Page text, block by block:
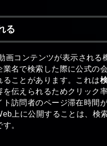
る
画コンテンツが表示され
名で検索した際に公式の
ことがあります。これは
を伝えられるためクリック
訪問者のページ滞在時間
上に公開することは、検
。